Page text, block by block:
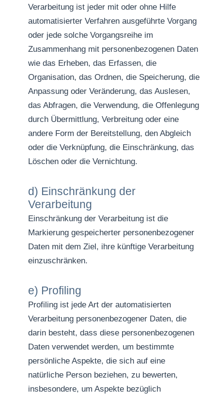
Verarbeitung ist jeder mit oder ohne Hilfe
automatisierter Verfahren ausgeführte Vorgang
oder jede solche Vorgangsreihe im
Zusammenhang mit personenbezogenen Daten
wie das Erheben, das Erfassen, die
Organisation, das Ordnen, die Speicherung, die
Anpassung oder Veränderung, das Auslesen,
das Abfragen, die Verwendung, die Offenlegung
durch Übermittlung, Verbreitung oder eine
andere Form der Bereitstellung, den Abgleich
oder die Verknüpfung, die Einschränkung, das
Löschen oder die Vernichtung.
d) Einschränkung der
Verarbeitung
Einschränkung der Verarbeitung ist die
Markierung gespeicherter personenbezogener
Daten mit dem Ziel, ihre künftige Verarbeitung
einzuschränken.
e) Profiling
Profiling ist jede Art der automatisierten
Verarbeitung personenbezogener Daten, die
darin besteht, dass diese personenbezogenen
Daten verwendet werden, um bestimmte
persönliche Aspekte, die sich auf eine
natürliche Person beziehen, zu bewerten,
insbesondere, um Aspekte bezüglich